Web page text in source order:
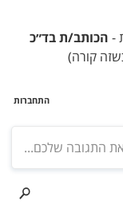
- הכותב/ת בד״כ
קורה)